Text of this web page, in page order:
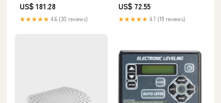
Baugruppe 26111229564 MV
Agusta Fairing
US$ 181.28
★★★★★ 4.6 (30 reviews)
Universal Car Camshafts
US$ 72.55
★★★★★ 4.7 (19 reviews)